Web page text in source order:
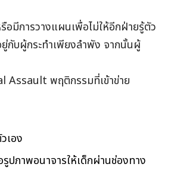
มีการวางแผนเพื่อไม่ให้อีกฝ่ายรู้ตัว
กับผู้กระทำเพียงลำพัง จากนั้นผู้
Assault พฤติกรรมที่เข้าข่าย
เอง
ปภาพอนาจารให้เด็กผ่านช่องทาง